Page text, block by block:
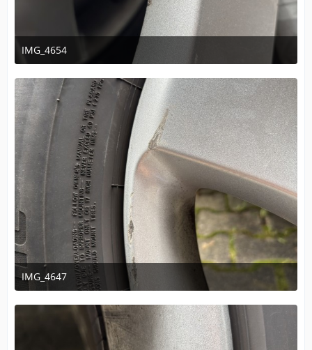
IMG_4654
14. November 2025 um 16:16
IMG_4647
14. November 2025 um 16:16